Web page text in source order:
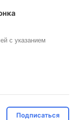
с указанием
Подписаться